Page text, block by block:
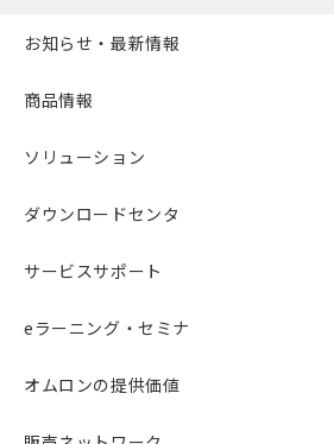
お知らせ・最新情報
商品情報
ソリューション
ダウンロードセンタ
サービスサポート
eラーニング・セミナ
オムロンの提供価値